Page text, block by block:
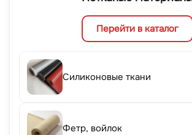
Перейти в каталог
Силиконовые ткани
Фетр, войлок